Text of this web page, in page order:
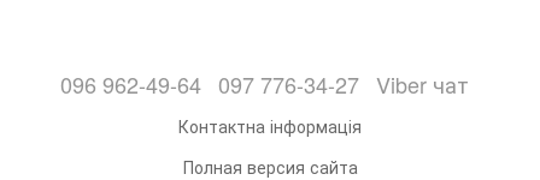
096 962-49-64 097 776-34-27 Viber чат
Контактна інформація
Полная версия сайта